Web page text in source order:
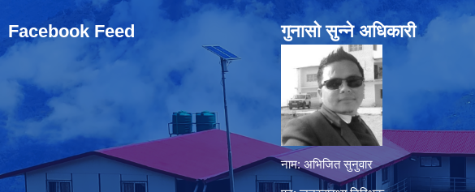
Facebook Feed गुनासो सुन्‍ने अधिकारी
नाम: अभिजित सुनुवार